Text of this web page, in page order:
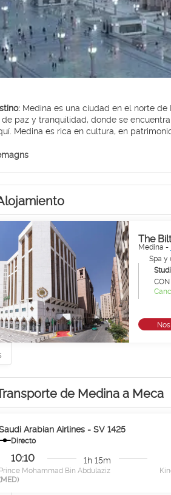
Medina es una ciudad en el norte
de batalla históricos
Medina es rica en cultura, en
hogar de algunas de las más bellas
es el sitio arqueológico de la UNESCO
Al Hijir. Al entrar en el área, se
The
Medina -
Spa y
de Medina a Meca
Arabian Airlines - SV 1425
Directo
10:10
Prince Mohammad Bin Abdulaziz
1h 15m